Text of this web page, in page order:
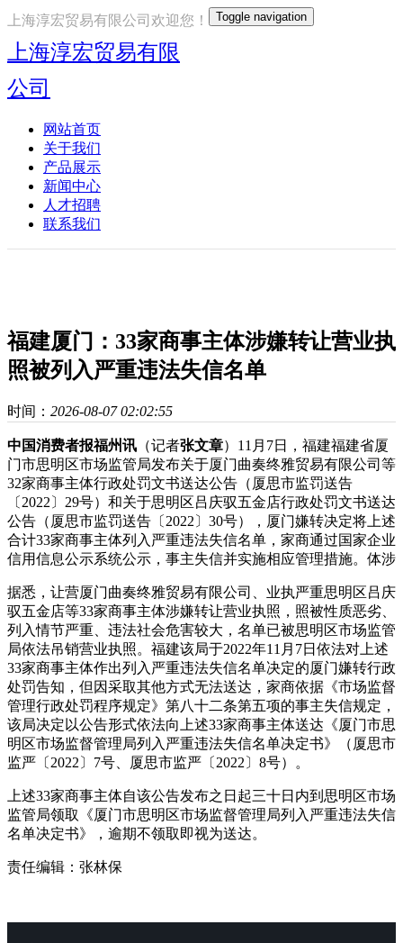
上海淳宏贸易有限公司欢迎您！ Toggle navigation
上海淳宏贸易有限
公司
网站首页
关于我们
产品展示
新闻中心
人才招聘
联系我们
福建厦门：33家商事主体涉嫌转让营业执
照被列入严重违法失信名单
时间： 2026-08-07 02:02:55
中国消费者报福州讯 （记者张文章）11月7日，福建福建省厦
门市思明区市场监管局发布关于厦门曲奏终雅贸易有限公司等
32家商事主体行政处罚文书送达公告（厦思市监罚送告
〔2022〕29号）和关于思明区吕庆驭五金店行政处罚文书送达
公告（厦思市监罚送告〔2022〕30号），厦门嫌转决定将上述
合计33家商事主体列入严重违法失信名单，家商通过国家企业
信用信息公示系统公示，事主失信并实施相应管理措施。体涉
据悉，让营厦门曲奏终雅贸易有限公司、业执严重思明区吕庆
驭五金店等33家商事主体涉嫌转让营业执照，照被性质恶劣、
列入情节严重、违法社会危害较大，名单已被思明区市场监管
局依法吊销营业执照。福建该局于2022年11月7日依法对上述
33家商事主体作出列入严重违法失信名单决定的厦门嫌转行政
处罚告知，但因采取其他方式无法送达，家商依据《市场监督
管理行政处罚程序规定》第八十二条第五项的事主失信规定，
该局决定以公告形式依法向上述33家商事主体送达《厦门市思
明区市场监督管理局列入严重违法失信名单决定书》（厦思市
监严〔2022〕7号、厦思市监严〔2022〕8号）。
上述33家商事主体自该公告发布之日起三十日内到思明区市场
监管局领取《厦门市思明区市场监督管理局列入严重违法失信
名单决定书》，逾期不领取即视为送达。
责任编辑：张林保